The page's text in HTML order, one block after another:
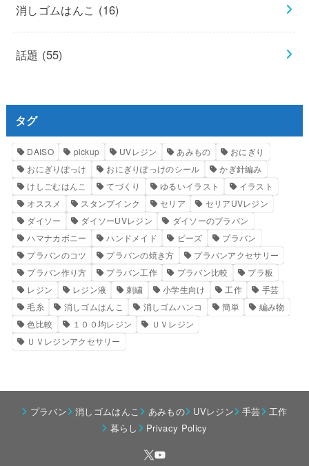
消しゴムはんこ (16)
話題 (55)
タグ
DAISO pickup UVレジン あみもの
おにぎり
おにぎりぽっけ
おにぎりぽっけのシール
かぎ針編み
けしごむはんこ
てづくり ゆるいイラスト
イラスト
オススメ
スタンプインク セリア
セリアUVレジン
ダイソー
ダイソーUVレジン
ダイソーのプラバン
ハマナカボニー
ハンドメイド ビーズ
プラバン
プラバンのコツ
プラバンの焼き方
プラバンアクセサリー
プラバン作り方
プラバン工作 プラバン比較
プラ板
レジン
レジン液 刺繍 小学生向け 工作
手芸
毛糸
消しゴムはんこ 消しゴムハンコ 簡単
編み物
色比較
１００均レジン
ＵＶレジン
ＵＶレジンアクセサリー
プラバン 消しゴムはんこ あみもの UVレジン 手芸
工作
暮らし
Privacy Policy